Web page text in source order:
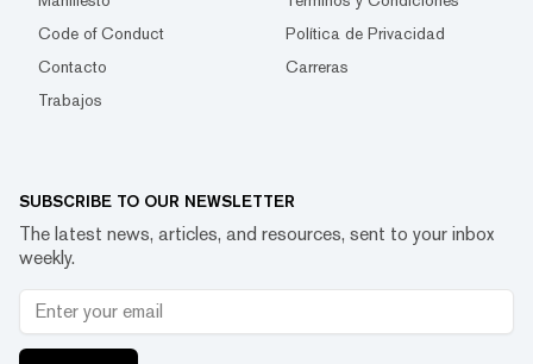
Code of Conduct
Política de Privacidad
Contacto
Carreras
Trabajos
SUBSCRIBE TO OUR NEWSLETTER
The latest news, articles, and resources, sent to your inbox
weekly.